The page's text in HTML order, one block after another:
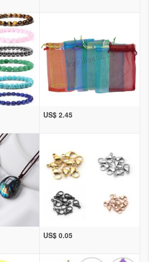
US$ 2.45
US$ 0.05